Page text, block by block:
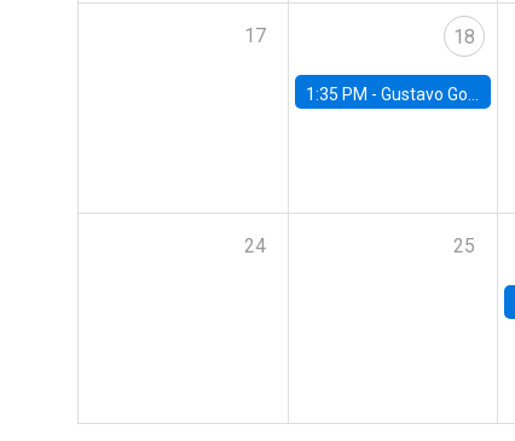
17 18
1:35 PM - Gustavo González, Banco Central de Chile
24 25